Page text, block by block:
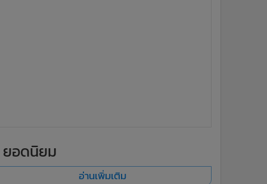
ยอดนิยม
อ่านเพิ่มเติม